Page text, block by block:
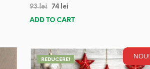
93lei 74 lei
ADD TO CART
NOU!
REDUCERE!